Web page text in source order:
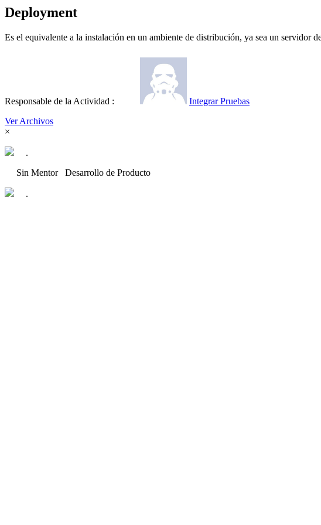
Deployment
Es el equivalente a la instalación en un ambiente de distribución, ya sea un servidor
Responsable de la Actividad :
Integrar Pruebas
Ver Archivos
×
.
Sin Mentor Desarrollo de Producto
.